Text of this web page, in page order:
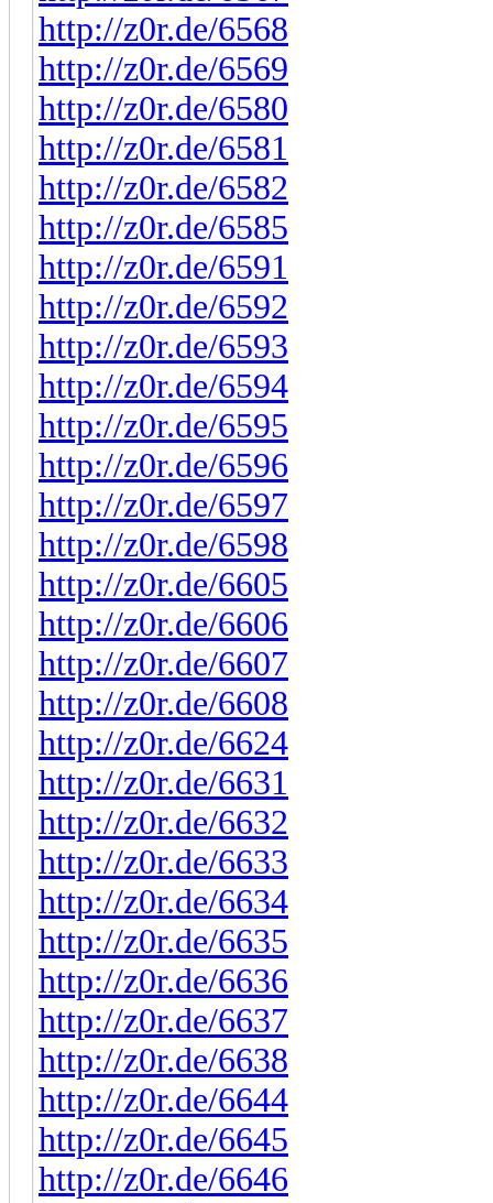
http://z0r.de/6568
http://z0r.de/6569
http://z0r.de/6580
http://z0r.de/6581
http://z0r.de/6582
http://z0r.de/6585
http://z0r.de/6591
http://z0r.de/6592
http://z0r.de/6593
http://z0r.de/6594
http://z0r.de/6595
http://z0r.de/6596
http://z0r.de/6597
http://z0r.de/6598
http://z0r.de/6605
http://z0r.de/6606
http://z0r.de/6607
http://z0r.de/6608
http://z0r.de/6624
http://z0r.de/6631
http://z0r.de/6632
http://z0r.de/6633
http://z0r.de/6634
http://z0r.de/6635
http://z0r.de/6636
http://z0r.de/6637
http://z0r.de/6638
http://z0r.de/6644
http://z0r.de/6645
http://z0r.de/6646